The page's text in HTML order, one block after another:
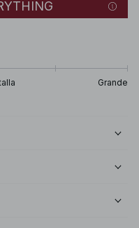
Grande